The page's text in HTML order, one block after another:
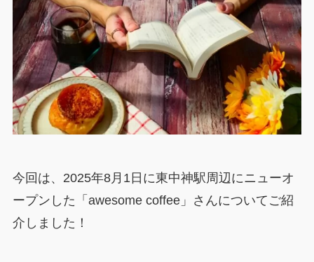
今回は、2025年8月1日に東中神駅周辺にニューオ
ープンした「awesome coffee」さんについてご紹
介しました！